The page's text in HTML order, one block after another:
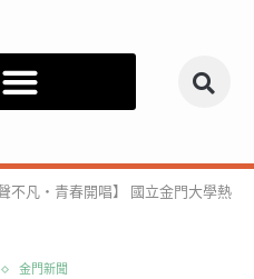
聲不凡・青春開唱】 國立金門大學熱
金門新聞